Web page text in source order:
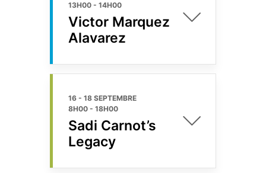
13H00 - 14H00
Victor Marquez
Alavarez
16 - 18 SEPTEMBRE
8H00 - 18H00
Sadi Carnot’s
Legacy